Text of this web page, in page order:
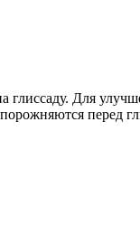
глиссаду. Для
перед